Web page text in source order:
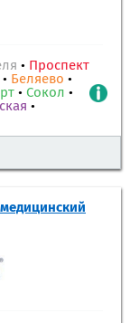
• Проспект
• Беляево •
• Сокол •
•